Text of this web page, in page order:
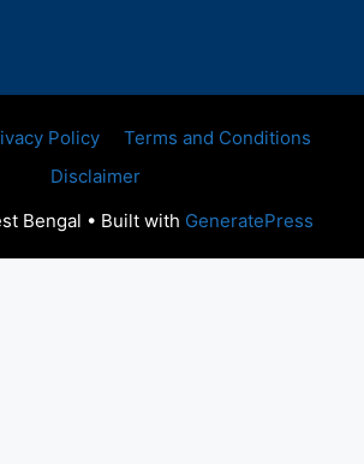
Policy
Terms and Conditions
Disclaimer
Bengal • Built with GeneratePress